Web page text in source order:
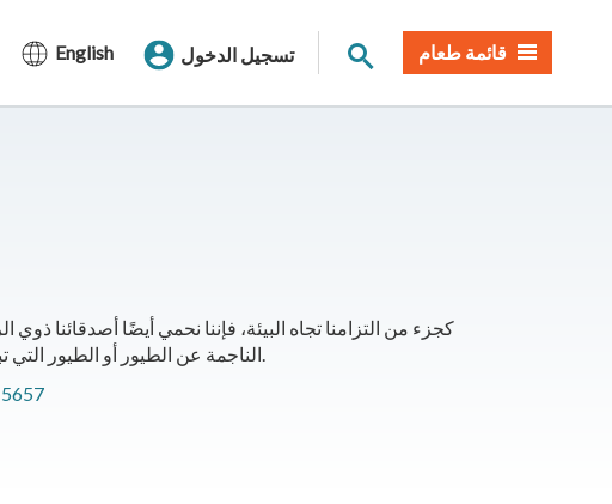
English تسجيل الدخول بحث الموقعقائمة طعام
كجزء من التزامنا تجاه البيئة، فإننا نحمي أيضًا أصدقائنا
الناجمة عن الطيور أو الطيور التي تبني أعشاشها على أعمدة الكهرباء أو المحطات الفرعية.